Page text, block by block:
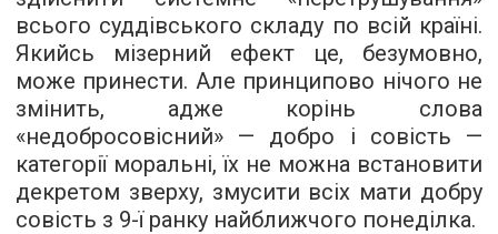
всього суддівського складу по всій країні.
Якийсь мізерний ефект це, безумовно,
може принести. Але принципово нічого не
змінить, адже корінь слова
«недобросовісний» — добро і совість —
категорії моральні, їх не можна встановити
декретом зверху, змусити всіх мати добру
совість з 9-ї ранку найближчого понеділка.